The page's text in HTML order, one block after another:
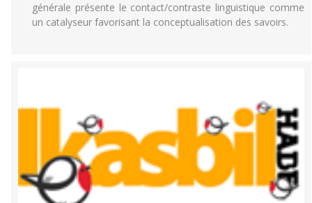
générale présente le contact/contraste linguistique comme
un catalyseur favorisant la conceptualisation des savoirs.